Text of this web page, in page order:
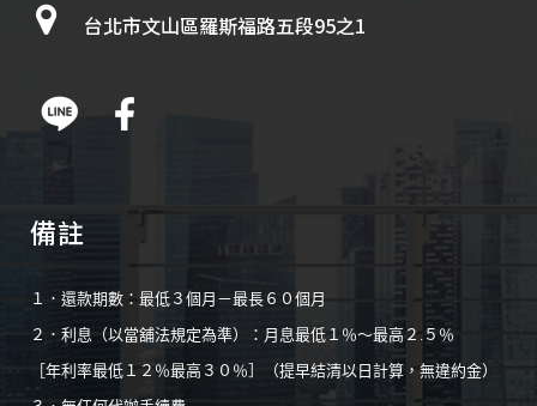
台北市文山區羅斯福路五段95之1
備註
１．還款期數：最低３個月－最長６０個月
２．利息（以當舖法規定為準）：月息最低１％～最高２.５％
［年利率最低１２％最高３０％］（提早結清以日計算，無違約金）